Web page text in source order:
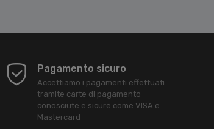
Pagamento sicuro
Accettiamo i pagamenti effettuati
tramite carte di pagamento
conosciute e sicure come VISA e
Mastercard